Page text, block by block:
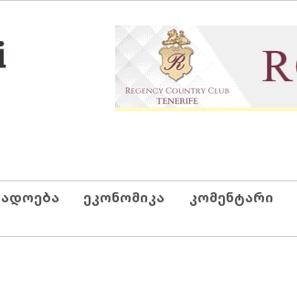
Netgazeti
ეკონომიკა კომენტარი